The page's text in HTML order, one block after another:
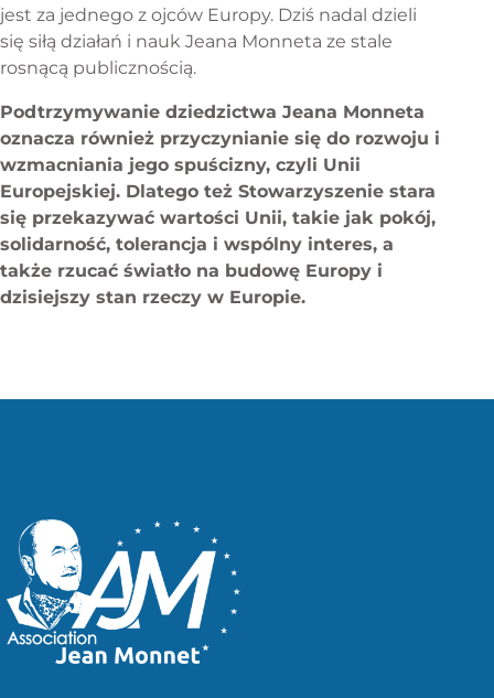
jest za jednego z ojców Europy. Dziś nadal dzieli
się siłą działań i nauk Jeana Monneta ze stale
rosnącą publicznością.
Podtrzymywanie dziedzictwa Jeana Monneta
oznacza również przyczynianie się do rozwoju i
wzmacniania jego spuścizny, czyli Unii
Europejskiej. Dlatego też Stowarzyszenie stara
się przekazywać wartości Unii, takie jak pokój,
solidarność, tolerancja i wspólny interes, a
także rzucać światło na budowę Europy i
dzisiejszy stan rzeczy w Europie.